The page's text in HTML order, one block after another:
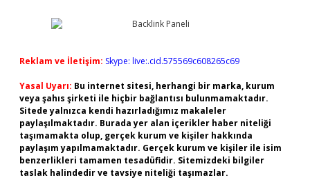
Reklam ve İletişim: Skype: live:.cid.575569c608265c69
Yasal Uyarı: Bu internet sitesi, herhangi bir marka, kurum
veya şahıs şirketi ile hiçbir bağlantısı bulunmamaktadır.
Sitede yalnızca kendi hazırladığımız makaleler
paylaşılmaktadır. Burada yer alan içerikler haber niteliği
taşımamakta olup, gerçek kurum ve kişiler hakkında
paylaşım yapılmamaktadır. Gerçek kurum ve kişiler ile isim
benzerlikleri tamamen tesadüfidir. Sitemizdeki bilgiler
taslak halindedir ve tavsiye niteliği taşımazlar.